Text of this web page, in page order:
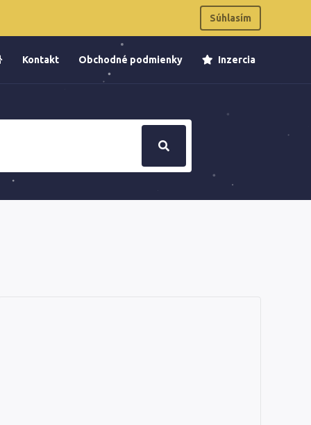
Súhlasím
Kontakt Obchodné podmienky Inzercia